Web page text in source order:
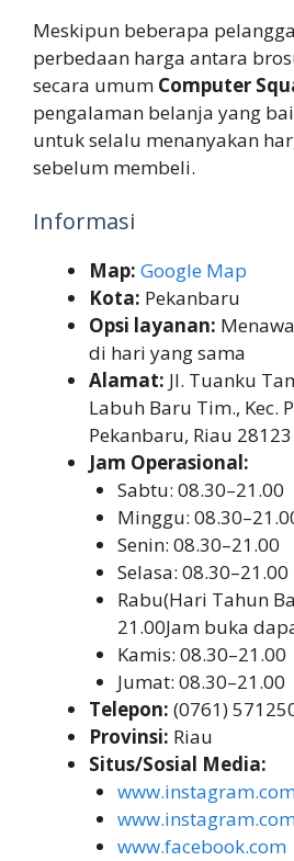
Meskipun beberapa
perbedaan harga antara
secara umum Computer
pengalaman belanja yang
untuk selalu menanyakan
sebelum membeli.
Informasi
Map: Google Map
Kota: Pekanbaru
Opsi layanan:
di hari yang sama
Alamat: Jl. Tuanku
Labuh Baru Tim., Kec.
Pekanbaru, Riau 28123
Jam Operasional:
Sabtu: 08.30–21.00
Minggu:
Senin: 08.30–21.00
Selasa: 08.30–21.00
Rabu(Hari Tahun
21.00Jam buka
Kamis: 08.30–21.00
Jumat: 08.30–21.00
Telepon: (0761)
Provinsi: Riau
Situs/Sosial Media:
www.facebook.com